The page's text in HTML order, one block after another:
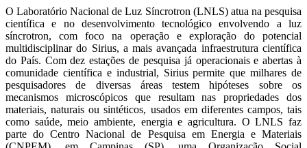
O Laboratório Nacional de Luz Síncrotron (LNLS) atua na pesquisa
científica e no desenvolvimento tecnológico envolvendo a luz
síncrotron, com foco na operação e exploração do potencial
multidisciplinar do Sirius, a mais avançada infraestrutura científica
do País. Com dez estações de pesquisa já operacionais e abertas à
comunidade científica e industrial, Sirius permite que milhares de
pesquisadores de diversas áreas testem hipóteses sobre os
mecanismos microscópicos que resultam nas propriedades dos
materiais, naturais ou sintéticos, usados em diferentes campos, tais
como saúde, meio ambiente, energia e agricultura. O LNLS faz
parte do Centro Nacional de Pesquisa em Energia e Materiais